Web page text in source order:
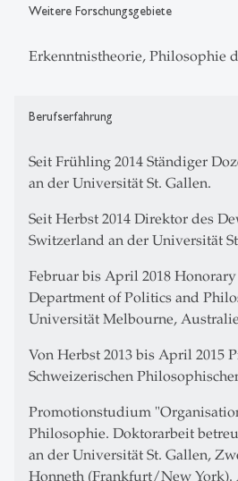
Weitere Forschungsgebiete
Erkenntnistheorie, Philosophie
Berufserfahrung
Seit Frühling 2014 Ständiger
an der Universität St. Gallen.
Seit Herbst 2014 Direktor des
Switzerland an der Universität
Februar bis April 2018
Department of Politics and
Universität Melbourne,
Von Herbst 2013 bis April 2015
Schweizerischen
Promotionstudium
Philosophie. Doktorarbeit
an der Universität St. Gallen,
Honneth (Frankfurt/New York).